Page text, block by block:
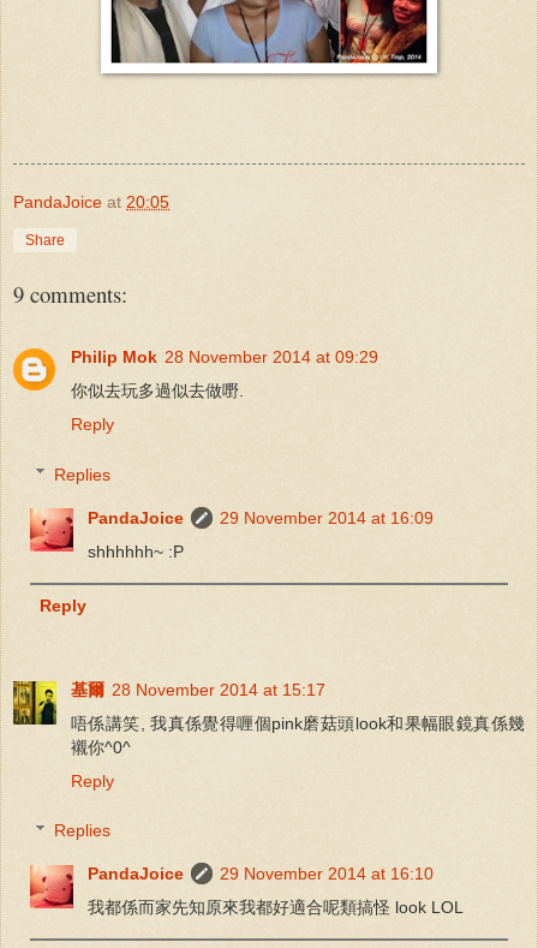
PandaJoice at 20:05
Share
9 comments:
Philip Mok 28 November 2014 at 09:29
你似去玩多過似去做嘢.
Reply
Replies
PandaJoice
29 November 2014 at 16:09
shhhhhh~ :P
Reply
基爾 28 November 2014 at 15:17
唔係講笑, 我真係覺得喱個pink磨菇頭look和果幅眼鏡真係幾
襯你^0^
Reply
Replies
PandaJoice
29 November 2014 at 16:10
我都係而家先知原來我都好適合呢類搞怪 look LOL